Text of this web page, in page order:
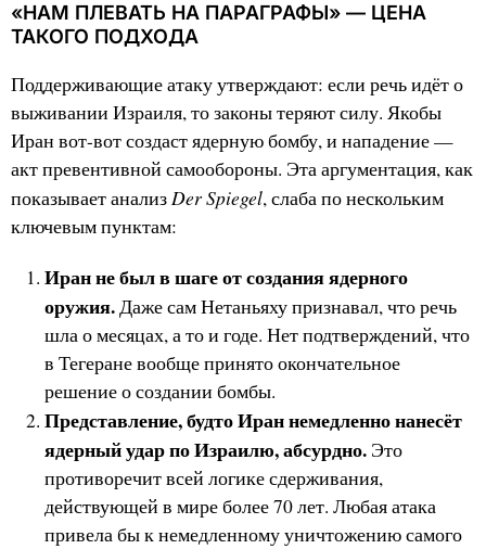
«НАМ ПЛЕВАТЬ НА ПАРАГРАФЫ» — ЦЕНА
ТАКОГО ПОДХОДА
Поддерживающие атаку утверждают: если речь идёт о
выживании Израиля, то законы теряют силу. Якобы
Иран вот-вот создаст ядерную бомбу, и нападение —
акт превентивной самообороны. Эта аргументация, как
показывает анализDer Spiegel, слаба по нескольким
ключевым пунктам:
Иран не был в шаге от создания ядерного
оружия.Даже сам Нетаньяху признавал, что речь
шла о месяцах, а то и годе. Нет подтверждений, что
в Тегеране вообще принято окончательное
решение о создании бомбы.
Представление, будто Иран немедленно нанесёт
ядерный удар по Израилю, абсурдно.Это
противоречит всей логике сдерживания,
действующей в мире более 70 лет. Любая атака
привела бы к немедленному уничтожению самого